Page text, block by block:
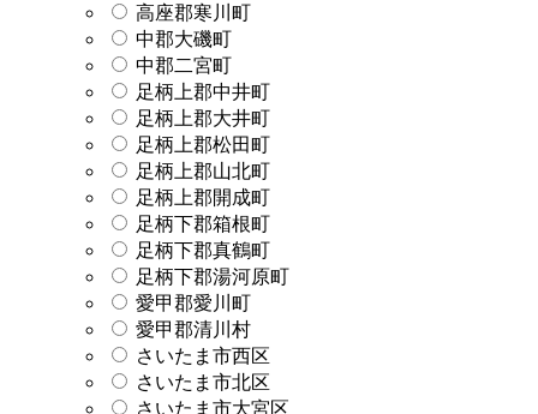
高座郡寒川町
中郡大磯町
中郡二宮町
足柄上郡中井町
足柄上郡大井町
足柄上郡松田町
足柄上郡山北町
足柄上郡開成町
足柄下郡箱根町
足柄下郡真鶴町
足柄下郡湯河原町
愛甲郡愛川町
愛甲郡清川村
さいたま市西区
さいたま市北区
さいたま市大宮区